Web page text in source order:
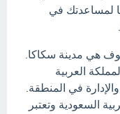
لمساعدتك في
هي مدينة سكاكا.
العربية
في المنطقة.
السعودية وتعتبر